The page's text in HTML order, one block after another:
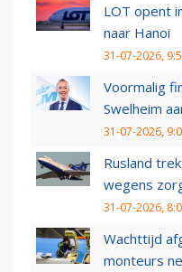
LOT opent
naar Hanoi
31-07-2026,
Voormalig
Swelheim
31-07-2026,
Rusland
wegens
31-07-2026,
Wachttijd
monteurs